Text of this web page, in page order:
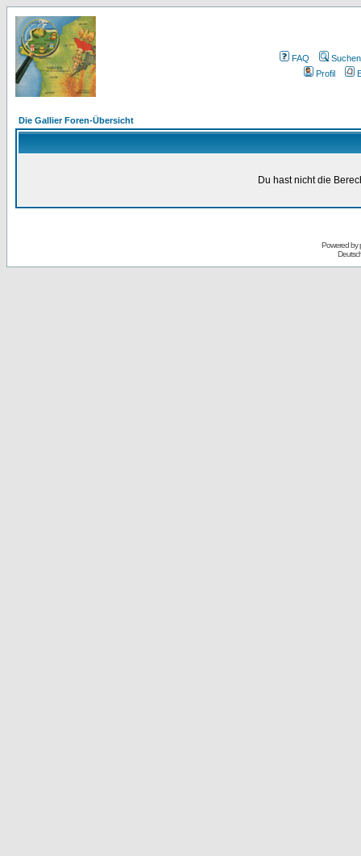
FAQ
Suchen
Profil
Die Gallier Foren-Übersicht
Du hast nicht die
Powered by